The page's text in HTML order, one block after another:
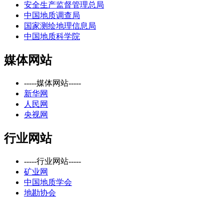
安全生产监督管理总局
中国地质调查局
国家测绘地理信息局
中国地质科学院
媒体网站
-----媒体网站-----
新华网
人民网
央视网
行业网站
-----行业网站-----
矿业网
中国地质学会
地勘协会